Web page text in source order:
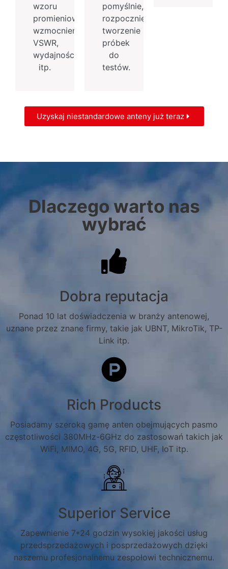
wzoru
promieniowania,
wzmocnienia,
VSWR,
wydajności
itp.
pomyślnie,
rozpoczniemy
tworzenie
próbek
do
testów.
Uzyskaj niestandardowe anteny już teraz
Dlaczego warto nas
wybrać
Dobra reputacja
Ponad 10 lat doświadczenia w branży antenowej,
uznane przez znane firmy, takie jak UBNT, MikroTik, TP-
Link itp.
Rich Products
Posiadamy szeroką gamę anten obejmujących pasmo
częstotliwości 380MHz-6GHz do zastosowań takich jak
WiFi, MIMO, 4G, 5G, RFID, UHF, IoT itp.
Superior Service
Zapewnienie 7*24 godzin wysokiej jakości usług
przedsprzedażowych i posprzedażowych dzięki
naszemu profesjonalnemu zespołowi technicznemu.